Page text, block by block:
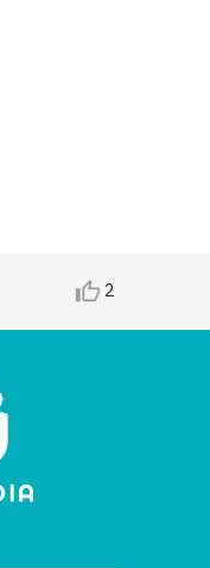
thumb_up_alt 2